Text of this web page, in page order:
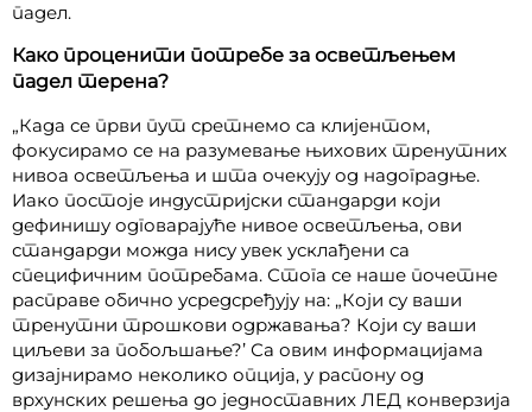
падел.
Како проценити потребе за осветљењем
падел терена?
„Када се први пут сретнемо са клијентом,
фокусирамо се на разумевање њихових тренутних
нивоа осветљења и шта очекују од надоградње.
Иако постоје индустријски стандарди који
дефинишу одговарајуће нивое осветљења, ови
стандарди можда нису увек усклађени са
специфичним потребама. Стога се наше почетне
расправе обично усредсређују на: „Који су ваши
тренутни трошкови одржавања? Који су ваши
циљеви за побољшање?’ Са овим информацијама
дизајнирамо неколико опција, у распону од
врхунских решења до једноставних ЛЕД конверзија